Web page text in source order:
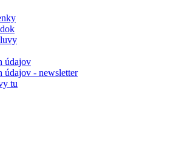
údajov
údajov - newsletter
tu